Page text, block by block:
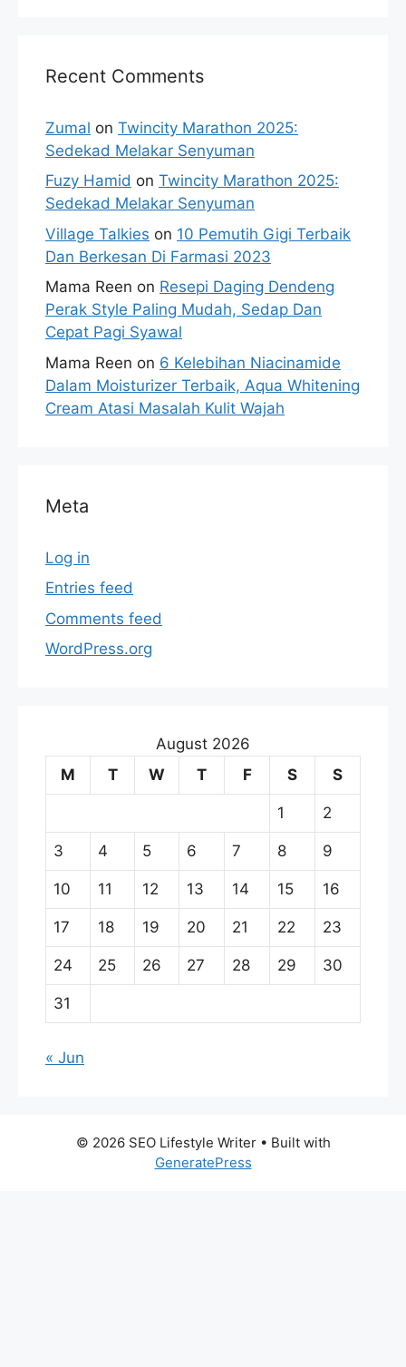
Recent Comments
Zumal on Twincity Marathon 2025:
Sedekad Melakar Senyuman
Fuzy Hamid on Twincity Marathon 2025:
Sedekad Melakar Senyuman
Village Talkies on 10 Pemutih Gigi Terbaik
Dan Berkesan Di Farmasi 2023
Mama Reen on Resepi Daging Dendeng
Perak Style Paling Mudah, Sedap Dan
Cepat Pagi Syawal
Mama Reen on 6 Kelebihan Niacinamide
Dalam Moisturizer Terbaik, Aqua Whitening
Cream Atasi Masalah Kulit Wajah
Meta
Log in
Entries feed
Comments feed
WordPress.org
August 2026
M
T W T F S S
1 2
3 4 5 6 7 8 9
10 11 12 13 14 15 16
17 18 19 20 21 22 23
24 25 26 27 28 29 30
31
« Jun
© 2026 SEO Lifestyle Writer• Built with
GeneratePress